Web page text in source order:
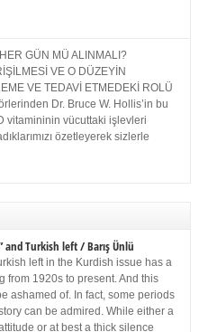
GÜN MÜ ALINMALI?
VE O DÜZEYİN
VE TEDAVİ ETMEDEKİ ROLÜ
Dr. Bruce W. Hollis’in bu
vitamininin vücuttaki işlevleri
özetleyerek sizlerle
and Turkish left / Barış Ünlü
left in the Kurdish issue has a
from 1920s to present. And this
ashamed of. In fact, some periods
can be admired. While either a
or at best a thick silence